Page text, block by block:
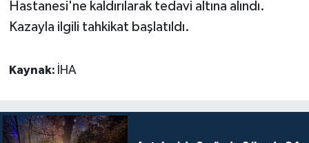
Hastanesi'ne kaldırılarak tedavi altına alındı.
Kazayla ilgili tahkikat başlatıldı.
Kaynak: İHA